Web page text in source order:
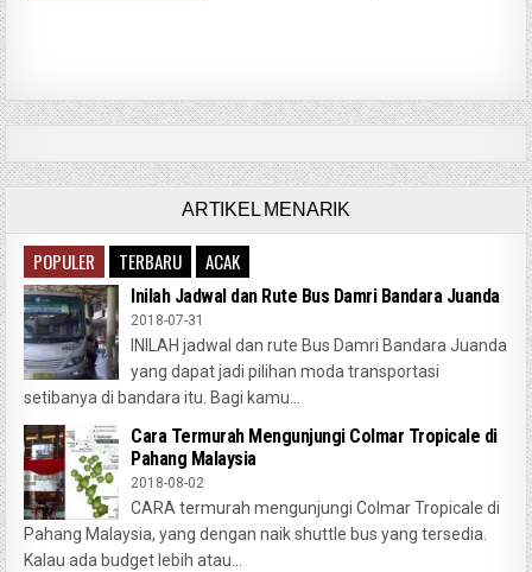
ARTIKEL MENARIK
POPULER TERBARU ACAK
Inilah Jadwal dan Rute Bus Damri Bandara Juanda
2018-07-31
INILAH jadwal dan rute Bus Damri Bandara Juanda
yang dapat jadi pilihan moda transportasi
setibanya di bandara itu. Bagi kamu...
Cara Termurah Mengunjungi Colmar Tropicale di
Pahang Malaysia
2018-08-02
CARA termurah mengunjungi Colmar Tropicale di
Pahang Malaysia, yang dengan naik shuttle bus yang tersedia.
Kalau ada budget lebih atau...